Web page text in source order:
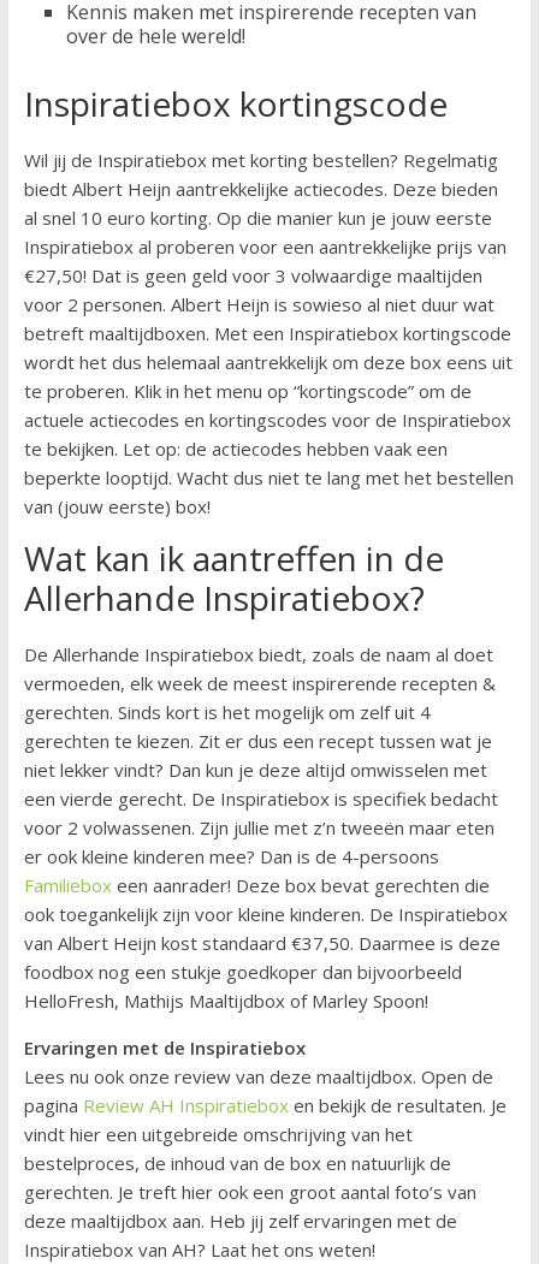
Kennis maken met inspirerende recepten van
over de hele wereld!
Inspiratiebox kortingscode
Wil jij de Inspiratiebox met korting bestellen? Regelmatig
biedt Albert Heijn aantrekkelijke actiecodes. Deze bieden
al snel 10 euro korting. Op die manier kun je jouw eerste
Inspiratiebox al proberen voor een aantrekkelijke prijs van
€27,50! Dat is geen geld voor 3 volwaardige maaltijden
voor 2 personen. Albert Heijn is sowieso al niet duur wat
betreft maaltijdboxen. Met een Inspiratiebox kortingscode
wordt het dus helemaal aantrekkelijk om deze box eens uit
te proberen. Klik in het menu op “kortingscode” om de
actuele actiecodes en kortingscodes voor de Inspiratiebox
te bekijken. Let op: de actiecodes hebben vaak een
beperkte looptijd. Wacht dus niet te lang met het bestellen
van (jouw eerste) box!
Wat kan ik aantreffen in de
Allerhande Inspiratiebox?
De Allerhande Inspiratiebox biedt, zoals de naam al doet
vermoeden, elk week de meest inspirerende recepten &
gerechten. Sinds kort is het mogelijk om zelf uit 4
gerechten te kiezen. Zit er dus een recept tussen wat je
niet lekker vindt? Dan kun je deze altijd omwisselen met
een vierde gerecht. De Inspiratiebox is specifiek bedacht
voor 2 volwassenen. Zijn jullie met z’n tweeën maar eten
er ook kleine kinderen mee? Dan is de 4-persoons
Familiebox een aanrader! Deze box bevat gerechten die
ook toegankelijk zijn voor kleine kinderen. De Inspiratiebox
van Albert Heijn kost standaard €37,50. Daarmee is deze
foodbox nog een stukje goedkoper dan bijvoorbeeld
HelloFresh, Mathijs Maaltijdbox of Marley Spoon!
Ervaringen met de Inspiratiebox
Lees nu ook onze review van deze maaltijdbox. Open de
pagina Review AH Inspiratiebox en bekijk de resultaten. Je
vindt hier een uitgebreide omschrijving van het
bestelproces, de inhoud van de box en natuurlijk de
gerechten. Je treft hier ook een groot aantal foto’s van
deze maaltijdbox aan. Heb jij zelf ervaringen met de
Inspiratiebox van AH? Laat het ons weten!